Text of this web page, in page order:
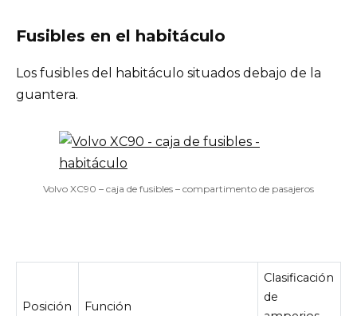
Fusibles en el habitáculo
Los fusibles del habitáculo situados debajo de la
guantera.
Volvo XC90 – caja de fusibles – compartimento de pasajeros
Posición Función
Clasificación
de